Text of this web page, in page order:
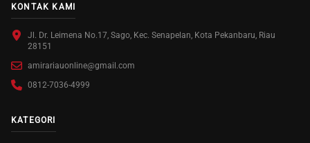
KONTAK KAMI
Jl. Dr. Leimena No.17, Sago, Kec. Senapelan, Kota Pekanbaru, Riau
28151
amirariauonline@gmail.com
0812-7036-4999
KATEGORI